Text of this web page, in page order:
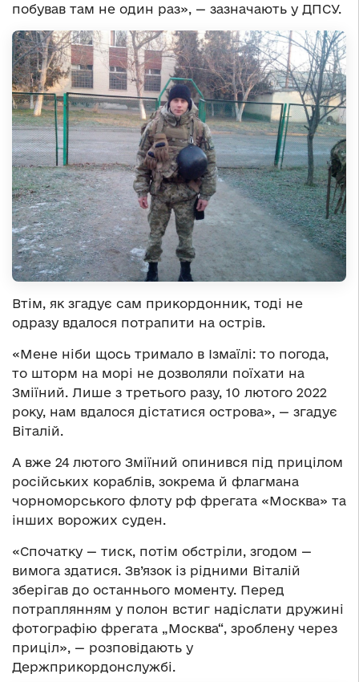
побував там не один раз», — зазначають у ДПСУ.
Втім, як згадує сам прикордонник, тоді не
одразу вдалося потрапити на острів.
«Мене ніби щось тримало в Ізмаїлі: то погода,
то шторм на морі не дозволяли поїхати на
Зміїний. Лише з третього разу, 10 лютого 2022
року, нам вдалося дістатися острова», — згадує
Віталій.
А вже 24 лютого Зміїний опинився під прицілом
російських кораблів, зокрема й флагмана
чорноморського флоту рф фрегата «Москва» та
інших ворожих суден.
«Спочатку — тиск, потім обстріли, згодом —
вимога здатися. Зв’язок із рідними Віталій
зберігав до останнього моменту. Перед
потраплянням у полон встиг надіслати дружині
фотографію фрегата „Москва“, зроблену через
приціл», — розповідають у
Держприкордонслужбі.